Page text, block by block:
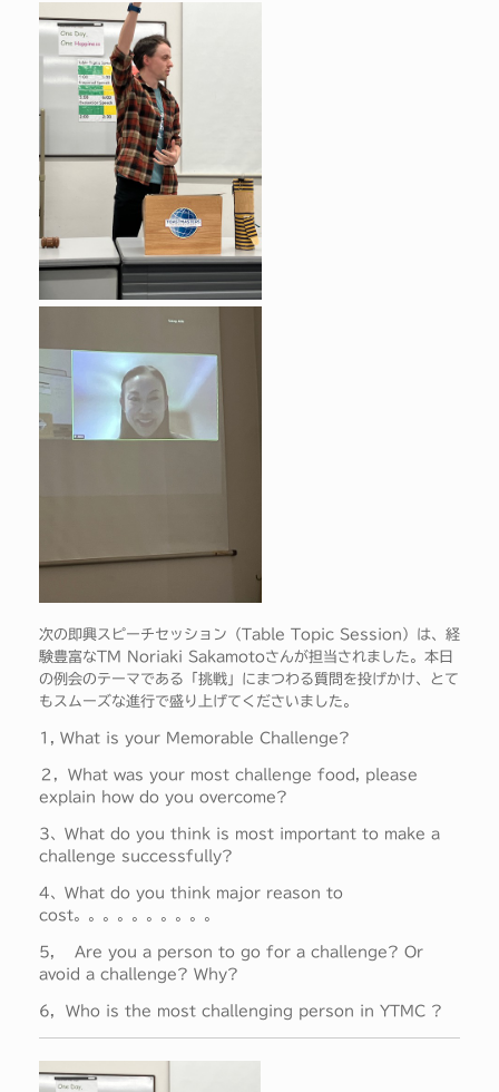
次の即興スピーチセッション（Table Topic Session）は、経
験豊富なTM Noriaki Sakamotoさんが担当されました。本日
の例会のテーマである「挑戦」にまつわる質問を投げかけ、とて
もスムーズな進行で盛り上げてくださいました。
1, What is your Memorable Challenge?
２，What was your most challenge food, please
explain how do you overcome?
3、What do you think is most important to make a
challenge successfully?
4、What do you think major reason to
cost。。。。。。。。。。
5, Are you a person to go for a challenge? Or
avoid a challenge? Why?
6, Who is the most challenging person in YTMC ?